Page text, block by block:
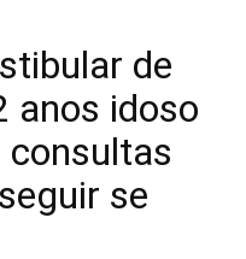
de
anos idoso
consultas
se